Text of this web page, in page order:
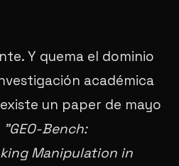
Y quema el dominio
académica
un paper de mayo
"GEO-Bench:
Manipulation in